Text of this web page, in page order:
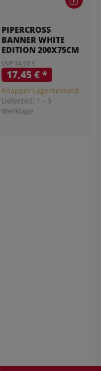
PIPERCROSS
BANNER WHITE
EDITION 200X75CM
UVP 34,90 €
17,45 €*
Knapper Lagerbestand
Lieferzeit: 1 - 3
Werktage